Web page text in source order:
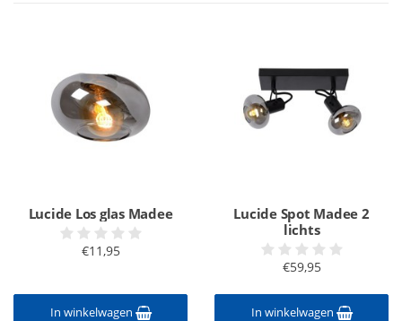
Lucide Los glas Madee
€11,95
In winkelwagen
Lucide Spot Madee 2
lichts
€59,95
In winkelwagen